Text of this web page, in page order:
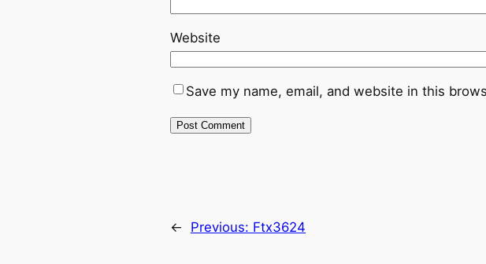
Website
Save my name, email, and website in this
← Previous: Ftx3624